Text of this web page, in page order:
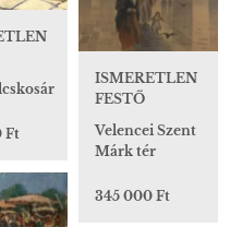
ISMERETLEN
FESTŐ
Velencei Szent
Márk tér
345 000 Ft
Ft